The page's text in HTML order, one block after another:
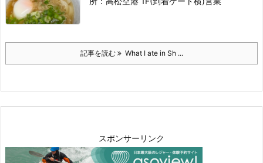
記事を読む What I ate in Sh ...
スポンサーリンク